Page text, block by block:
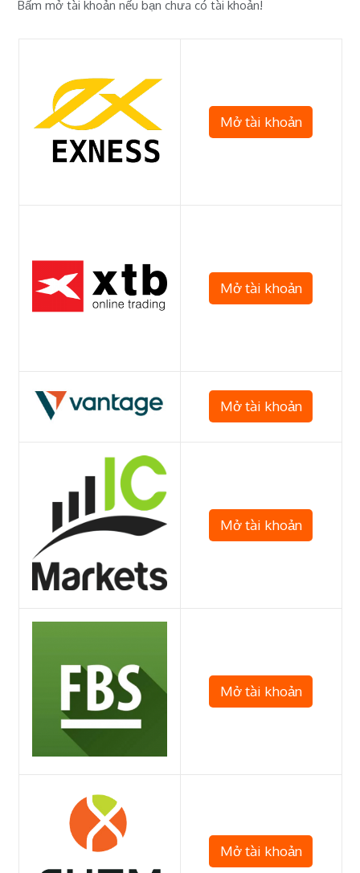
Bấm mở tài khoản nếu bạn chưa có tài khoản!
Mở tài khoản
Mở tài khoản
Mở tài khoản
Mở tài khoản
Mở tài khoản
Mở tài khoản